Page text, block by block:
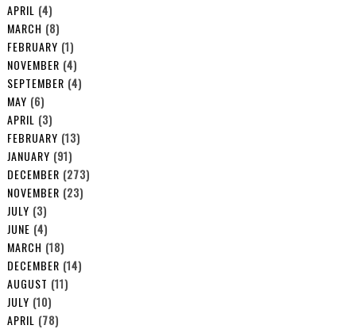
APRIL (4)
MARCH (8)
FEBRUARY (1)
NOVEMBER (4)
SEPTEMBER (4)
MAY (6)
APRIL (3)
FEBRUARY (13)
JANUARY (91)
DECEMBER (273)
NOVEMBER (23)
JULY (3)
JUNE (4)
MARCH (18)
DECEMBER (14)
AUGUST (11)
JULY (10)
APRIL (78)